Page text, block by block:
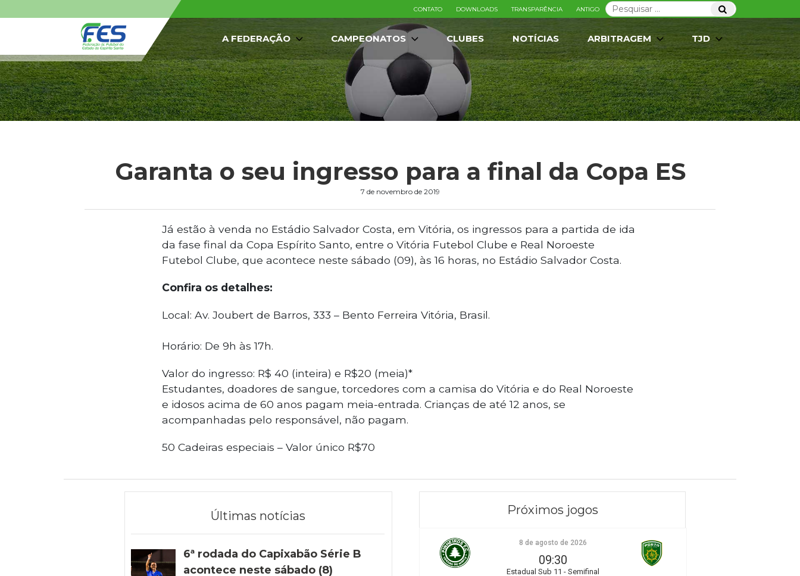
Pesquisar
por:
Pesquisar
CONTATO DOWNLOADS TRANSPARÊNCIA ANTIGO
A FEDERAÇÃO CAMPEONATOS CLUBES NOTÍCIAS ARBITRAGEM TJD
Garanta o seu ingresso para a final da Copa ES
7 de novembro de 2019
Já estão à venda no Estádio Salvador Costa, em Vitória, os ingressos para a partida de ida
da fase final da Copa Espírito Santo, entre o Vitória Futebol Clube e Real Noroeste
Futebol Clube, que acontece neste sábado (09), às 16 horas, no Estádio Salvador Costa.
Confira os detalhes:
Local: Av. Joubert de Barros, 333 – Bento Ferreira Vitória, Brasil.
Horário: De 9h às 17h.
Valor do ingresso: R$ 40 (inteira) e R$20 (meia)*
Estudantes, doadores de sangue, torcedores com a camisa do Vitória e do Real Noroeste
e idosos acima de 60 anos pagam meia-entrada. Crianças de até 12 anos, se
acompanhadas pelo responsável, não pagam.
50 Cadeiras especiais – Valor único R$70
Últimas notícias
6ª rodada do Capixabão Série B
acontece neste sábado (8)
Próximos jogos
8 de agosto de 2026
09:30
Estadual Sub 11 - Semifinal